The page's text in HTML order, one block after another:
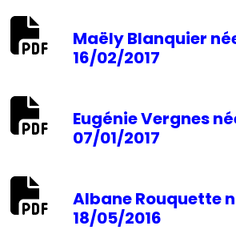
Maëly Blanquier
16/02/2017
Eugénie Vergnes
07/01/2017
Albane Rouquette
18/05/2016